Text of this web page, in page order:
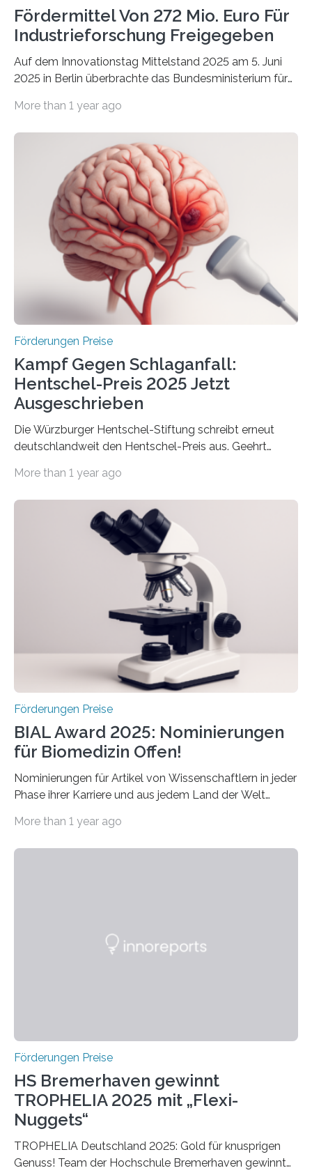
Fördermittel Von 272 Mio. Euro Für
Industrieforschung Freigegeben
Auf dem Innovationstag Mittelstand 2025 am 5. Juni
2025 in Berlin überbrachte das Bundesministerium für
Überplanmäßige Verpflichtungsermächtigungen in
Woche vom Haushaltsausschuss freigegeben – unter
anderem zur Unterstützung der
Industrieforschungsprogramme Industrielle
Gemeinschaftsforschung (IGF), Zentrales
Innovationsprogramm Mittelstand (ZIM) und
Innovationskompetenz INNO-KOM. Auf dem
Innovationstag Mittelstand 2025 am 5. Juni 2025 in
Berlin überbrachte das Bundesministerium für
Wirtschaft und Energie eine gute Nachricht:
Überplanmäßige Verpflichtungsermächtigungen in
More than 1 year ago
Förderungen Preise
Kampf Gegen Schlaganfall:
Hentschel-Preis 2025 Jetzt
Ausgeschrieben
Die Würzburger Hentschel-Stiftung schreibt erneut
deutschlandweit den Hentschel-Preis aus. Geehrt
hochrangige wissenschaftliche Publikation zum Thema
Schlaganfall“ mit Sitz in Würzburg fördert die
Schlaganfallforschung, um die Behandlung der
Betroffenen zu verbessern. Dazu schreibt sie auch in
diesem Jahr wieder deutschlandweit den Hentschel-
Preis aus. Er richtet sich gezielt an jüngere
Forscherinnen und Forscher unter 40 Jahren. Geehrt
werden soll eine herausragende Doktorarbeit oder eine
hochrangige wissenschaftliche Publikation zum Thema
More than 1 year ago
Förderungen Preise
BIAL Award 2025: Nominierungen
für Biomedizin Offen!
Nominierungen für Artikel von Wissenschaftlern in jeder
Phase ihrer Karriere und aus jedem Land der Welt
Leben gerufen, um die bemerkenswertesten
Foundation, des BIAL Award in Biomedicine ist in
More than 1 year ago
Förderungen Preise
HS Bremerhaven gewinnt
TROPHELIA 2025 mit „Flexi-
Nuggets“
TROPHELIA Deutschland 2025: Gold für knusprigen
Genuss! Team der Hochschule Bremerhaven gewinnt